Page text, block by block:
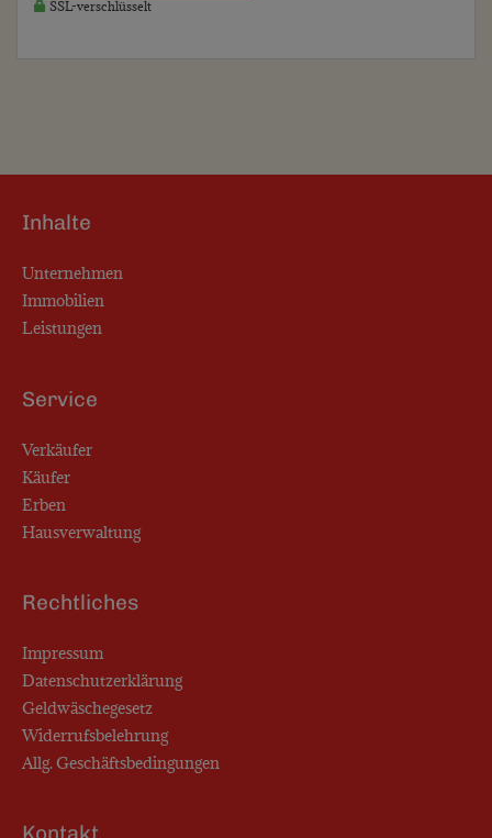
SSL-verschlüsselt
Inhalte
Unternehmen
Immobilien
Leistungen
Service
Verkäufer
Käufer
Erben
Hausverwaltung
Rechtliches
Impressum
Datenschutzerklärung
Geldwäschegesetz
Widerrufsbelehrung
Allg. Geschäftsbedingungen